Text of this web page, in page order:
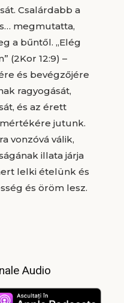
Csalárdabb a
megmutatta,
a bűntől. „Elég
(2Kor 12:9) –
és bevégzőjére
ragyogását,
és az érett
jutunk.
vonzóvá válik,
illata járja
lelki ételünk és
és öröm lesz.
Audio